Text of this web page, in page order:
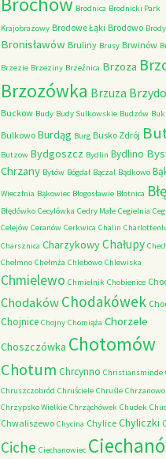
Brodnica Brodnicki Park
Krajobrazowy Brodowe Łąki Brodowo Brody
Bronisławów Bruliny Brusy Brwinów
Brzezie Brzeziny Brzeźnica Brzoza
Brzozówka Brzuza
Buckow Budy Budy Sulkowskie Budzów
Bulkowo Burdąg Burg Busko Zdrój
Butzow Bydgoszcz Bydlin Bydlino
Chrzany Bytów Bógdał Bączal Bądkowo
Wieczfnia Bąkowiec Błogosławie Błotnica
Błędówko Cecylówka Cedry Małe Cegielnia
Celejów Ceranów Cerkwica Chalin
Charsznica CharzykowyChałupy
Chełmno Chełmża Chlebowo Chlewiska
Chmielewo Chmielnik Chobienice
ChodakówChodakówek
Chojnice Chojny Chomiąża Chorzele
Choszczówka Chotomów
Chotum Chrcynno Christiansminde
Chruszczobród Chruściele Chruśle Chrzanowo
Chrzypsko Wielkie Chrząchówek Chudek
Chwaliszewo Chycina Chylice Chyliczki
Ciche Ciechanowiec